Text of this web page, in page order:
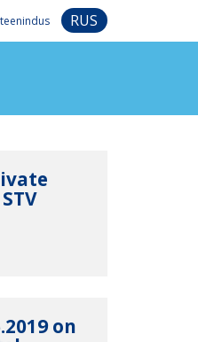
RUS
on